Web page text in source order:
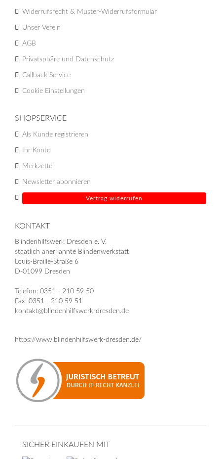
Widerrufsrecht & Muster-Widerrufsformular
Unser Verein
AGB
Privatsphäre und Datenschutz
Callback Service
Cookie Einstellungen
SHOPSERVICE
Als Kunde registrieren
Ihr Konto
Merkzettel
Newsletter abonnieren
Vertrag widerrufen
KONTAKT
Blindenhilfswerk Dresden e. V.
staatlich anerkannte Blindenwerkstatt
Louis-Braille-Straße 6
D-01099 Dresden
Telefon: 0351 - 210 59 50
Fax: 0351 - 210 59 51
kontakt@blindenhilfswerk-dresden.de
https://www.blindenhilfswerk-dresden.de/
SICHER EINKAUFEN MIT